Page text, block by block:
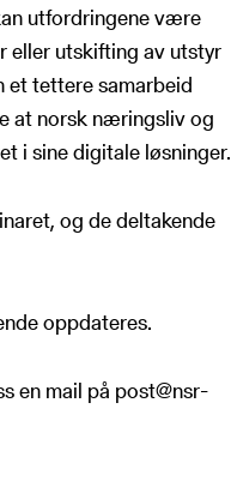
utfordringene være
eller utskifting av utstyr
tettere samarbeid
at norsk næringsliv og
i sine digitale løsninger.
og de deltakende
oppdateres.
en mail på post@nsr-